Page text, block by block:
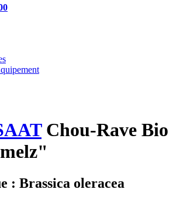
Chou-Rave Bio
: Brassica oleracea